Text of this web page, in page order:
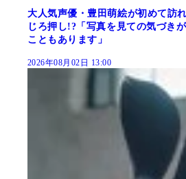
大人気声優・豊田萌絵が初めて訪
じろ押し!?「写真を見ての気づき
こともあります」
2026年08月02日 13:00